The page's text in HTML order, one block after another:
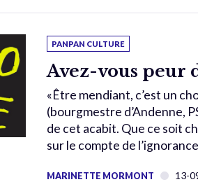
PANPAN CULTURE
Avez-vous peur
«Être mendiant, c’est un
(bourgmestre d’Andenne,
de cet acabit. Que ce soit
sur le compte de
MARINETTE MORMONT 13-